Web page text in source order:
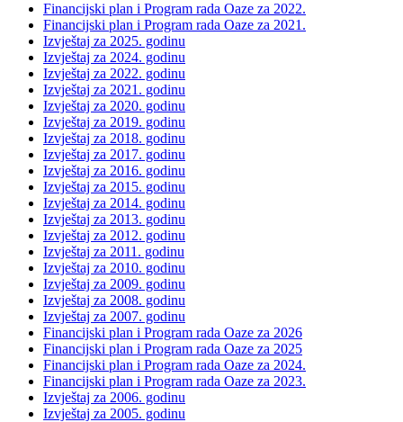
Financijski plan i Program rada Oaze za 2022.
Financijski plan i Program rada Oaze za 2021.
Izvještaj za 2025. godinu
Izvještaj za 2024. godinu
Izvještaj za 2022. godinu
Izvještaj za 2021. godinu
Izvještaj za 2020. godinu
Izvještaj za 2019. godinu
Izvještaj za 2018. godinu
Izvještaj za 2017. godinu
Izvještaj za 2016. godinu
Izvještaj za 2015. godinu
Izvještaj za 2014. godinu
Izvještaj za 2013. godinu
Izvještaj za 2012. godinu
Izvještaj za 2011. godinu
Izvještaj za 2010. godinu
Izvještaj za 2009. godinu
Izvještaj za 2008. godinu
Izvještaj za 2007. godinu
Financijski plan i Program rada Oaze za 2026
Financijski plan i Program rada Oaze za 2025
Financijski plan i Program rada Oaze za 2024.
Financijski plan i Program rada Oaze za 2023.
Izvještaj za 2006. godinu
Izvještaj za 2005. godinu